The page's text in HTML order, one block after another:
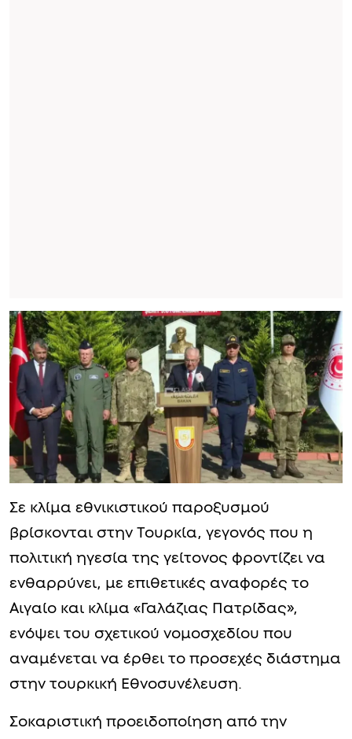
Σε κλίμα εθνικιστικού παροξυσμού
βρίσκονται στην Τουρκία, γεγονός που η
πολιτική ηγεσία της γείτονος φροντίζει να
ενθαρρύνει, με επιθετικές αναφορές το
Αιγαίο και κλίμα «Γαλάζιας Πατρίδας»,
ενόψει του σχετικού νομοσχεδίου που
αναμένεται να έρθει το προσεχές διάστημα
στην τουρκική Εθνοσυνέλευση.
Σοκαριστική προειδοποίηση από την